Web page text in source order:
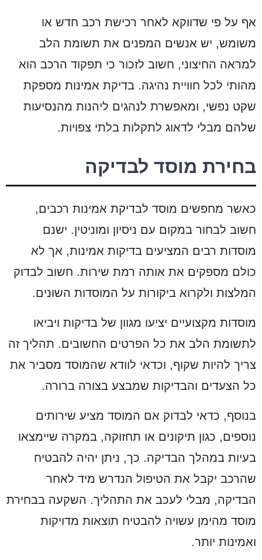
אף על פי שדווקא לאחר רכישת רכב חדש או
משומש, יש אנשים המפנים את תשומת הלב
למראה החיצוני, חשוב לזכור כי תפקוד הרכב הוא
מהותי לכל חוויית נהיגה. בדיקת אמינות מספקת
שקט נפשי, ומאפשרת לנהגים ליהנות מהנסיעות
שלהם מבלי לדאוג לתקלות בלתי צפויות.
בחירת מוסד לבדיקה
כאשר מחפשים מוסד לבדיקת אמינות רכבים,
חשוב לבחור במקום עם ניסיון ומוניטין. ישנם
מוסדות רבים המציעים בדיקות אמינות, אך לא
כולם מספקים את אותה רמת שירות. חשוב לבדוק
המלצות ולקרוא ביקורות על המוסדות השונים.
מוסדות מקצועיים יציעו מגוון של בדיקות ויביאו
לתשומת הלב את כל הפרטים החשובים. תהליך זה
צריך להיות שקוף, וכדאי לוודא שהמוסד מסביר את
כל הצעדים והבדיקות שמבצע בצורה ברורה.
בנוסף, כדאי לבדוק אם המוסד מציע שירותים
נוספים, כגון תיקונים או תחזוקה, במקרה שיימצאו
בעיות במהלך הבדיקה. כך, ניתן יהיה להבטיח
שהרכב יקבל את הטיפול הנדרש מיד לאחר
הבדיקה, מבלי לעכב את התהליך. השקעה בבחירת
מוסד מהימן עשויה להבטיח תוצאות מדויקות
ואמינות יותר.